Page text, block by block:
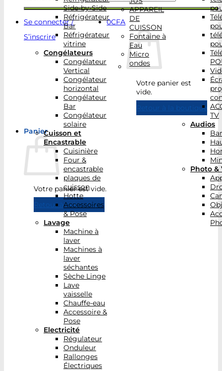
Se connecter /
S’inscrire
0CFA
Votre panier est
vide.
Retour à la boutique
Panier
Votre panier est vide.
Retour à la boutique
Side-by-Side
Réfrigérateur
Bar
Réfrigérateur
vitrine
Congélateurs
Congélateur
Vertical
Congélateur
horizontal
Congélateur
Bar
Congélateur
solaire
Cuisson et
Encastrable
Cuisinière
Four &
encastrable
plaques de
cuisson
Hotte
Accessoires
& Pose
Lavage
Machine à
laver
Machines à
laver
séchantes
Sèche Linge
Lave
vaisselle
Chauffe-eau
Accessoire &
Pose
Electricité
Régulateur
Onduleur
Rallonges
Électriques
APPAREIL
DE
CUISSON
Fontaine à
Eau
Micro
ondes
TV
Audios
Photo &